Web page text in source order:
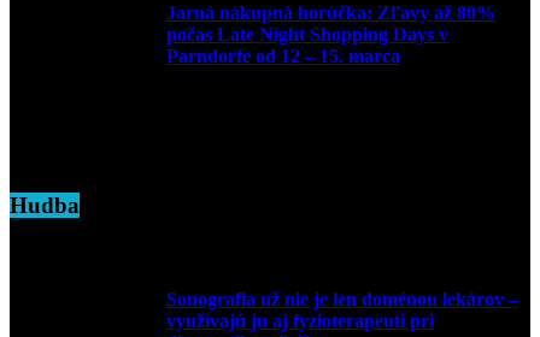
Jarná nákupná horúčka: Zľavy až 80%
počas Late Night Shopping Days v
Parndorfe od 12 – 15. marca
Hudba
Sonografia už nie je len doménou lekárov –
využívajú ju aj fyzioterapeuti pri